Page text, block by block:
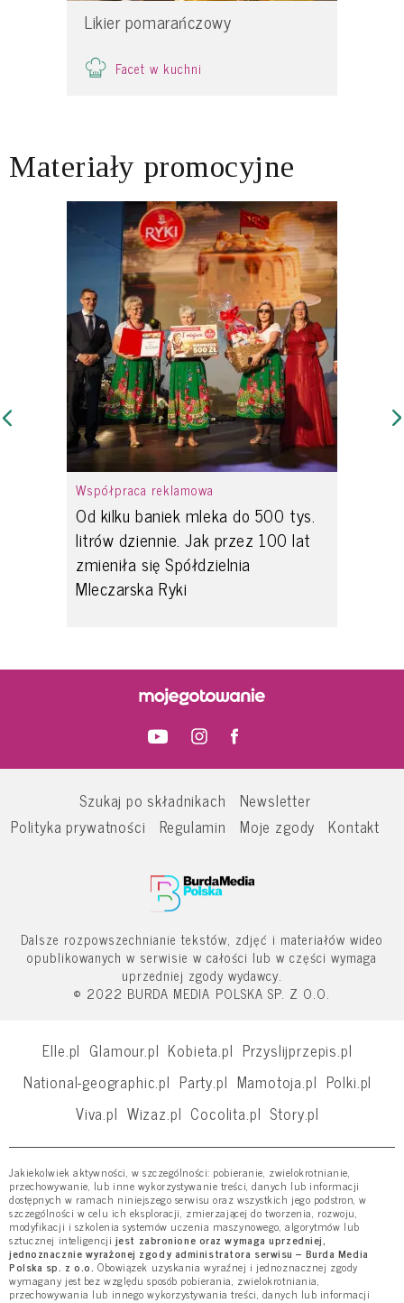
Likier pomarańczowy
Facet w kuchni
Materiały promocyjne
Współpraca reklamowa
Od kilku baniek mleka do 500 tys.
litrów dziennie. Jak przez 100 lat
zmieniła się Spółdzielnia
Mleczarska Ryki
Szukaj po składnikach
Newsletter
Polityka prywatności
Regulamin Moje zgody Kontakt
Dalsze rozpowszechnianie tekstów, zdjęć i materiałów wideo
opublikowanych w serwisie w całości lub w części wymaga
uprzedniej zgody wydawcy.
© 2022 BURDA MEDIA POLSKA SP. Z O.O.
Elle.pl Glamour.pl Kobieta.pl Przyslijprzepis.pl
National-geographic.pl Party.pl Mamotoja.pl Polki.pl
Viva.pl Wizaz.pl Cocolita.pl Story.pl
Jakiekolwiek aktywności, w szczególności: pobieranie, zwielokrotnianie,
przechowywanie, lub inne wykorzystywanie treści, danych lub informacji
dostępnych w ramach niniejszego serwisu oraz wszystkich jego podstron, w
szczególności w celu ich eksploracji, zmierzającej do tworzenia, rozwoju,
modyfikacji i szkolenia systemów uczenia maszynowego, algorytmów lub
sztucznej inteligencji jest zabronione oraz wymaga uprzedniej,
jednoznacznie wyrażonej zgody administratora serwisu – Burda Media
Polska sp. z o.o. Obowiązek uzyskania wyraźnej i jednoznacznej zgody
wymagany jest bez względu sposób pobierania, zwielokrotniania,
przechowywania lub innego wykorzystywania treści, danych lub informacji